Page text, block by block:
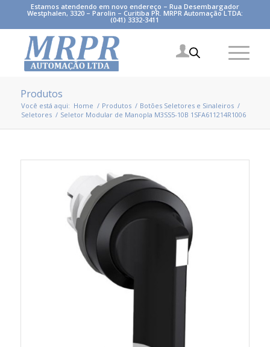
Estamos atendendo em novo endereço – Rua Desembargador
Westphalen, 3320 – Parolin – Curitiba PR. MRPR Automação LTDA:
(041) 3332-3411
Produtos
Você está aqui: Home / Produtos / Botões Seletores e Sinaleiros /
Seletores / Seletor Modular de Manopla M3SS5-10B 1SFA611214R1006